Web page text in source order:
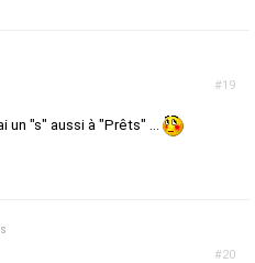
#19
"s" aussi à "Prêts" ...
#20